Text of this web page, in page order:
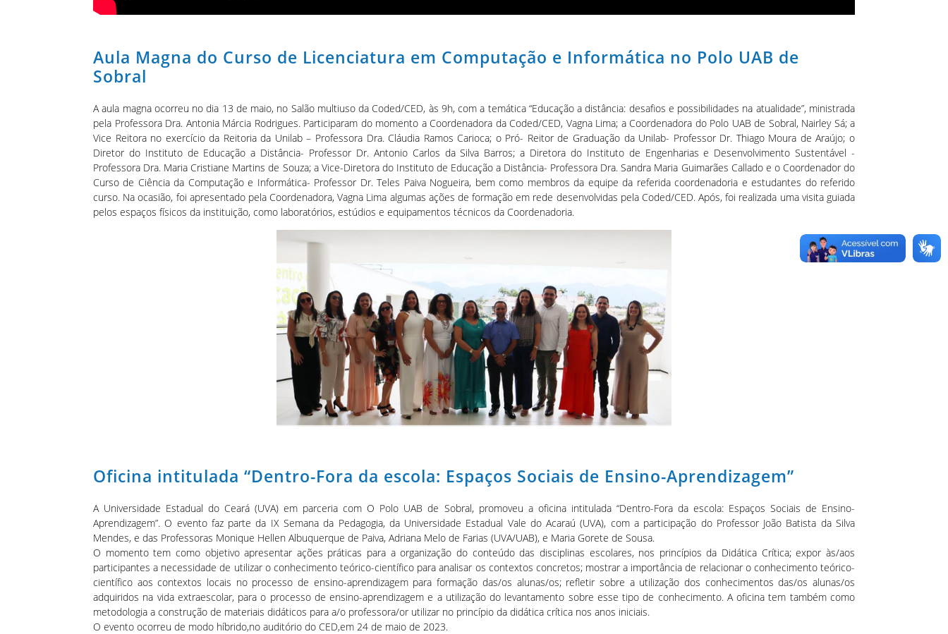
Aula Magna do Curso de Licenciatura em Computação e Informática no Polo UAB de
Sobral
A aula magna ocorreu no dia 13 de maio, no Salão multiuso da Coded/CED, às 9h, com a temática “Educação a distância: desafios e possibilidades na atualidade”, ministrada
pela Professora Dra. Antonia Márcia Rodrigues. Participaram do momento a Coordenadora da Coded/CED, Vagna Lima; a Coordenadora do Polo UAB de Sobral, Nairley Sá; a
Vice Reitora no exercício da Reitoria da Unilab – Professora Dra. Cláudia Ramos Carioca; o Pró- Reitor de Graduação da Unilab- Professor Dr. Thiago Moura de Araújo; o
Diretor do Instituto de Educação a Distância- Professor Dr. Antonio Carlos da Silva Barros; a Diretora do Instituto de Engenharias e Desenvolvimento Sustentável -
Professora Dra. Maria Cristiane Martins de Souza; a Vice-Diretora do Instituto de Educação a Distância- Professora Dra. Sandra Maria Guimarães Callado e o Coordenador do
Curso de Ciência da Computação e Informática- Professor Dr. Teles Paiva Nogueira, bem como membros da equipe da referida coordenadoria e estudantes do referido
curso. Na ocasião, foi apresentado pela Coordenadora, Vagna Lima algumas ações de formação em rede desenvolvidas pela Coded/CED. Após, foi realizada uma visita guiada
pelos espaços físicos da instituição, como laboratórios, estúdios e equipamentos técnicos da Coordenadoria.
Oficina intitulada “Dentro-Fora da escola: Espaços Sociais de Ensino-Aprendizagem”
A Universidade Estadual do Ceará (UVA) em parceria com O Polo UAB de Sobral, promoveu a oficina intitulada “Dentro-Fora da escola: Espaços Sociais de Ensino-
Aprendizagem”. O evento faz parte da IX Semana da Pedagogia, da Universidade Estadual Vale do Acaraú (UVA), com a participação do Professor João Batista da Silva
Mendes, e das Professoras Monique Hellen Albuquerque de Paiva, Adriana Melo de Farias (UVA/UAB), e Maria Gorete de Sousa.
O momento tem como objetivo apresentar ações práticas para a organização do conteúdo das disciplinas escolares, nos princípios da Didática Crítica; expor às/aos
participantes a necessidade de utilizar o conhecimento teórico-científico para analisar os contextos concretos; mostrar a importância de relacionar o conhecimento teórico-
científico aos contextos locais no processo de ensino-aprendizagem para formação das/os alunas/os; refletir sobre a utilização dos conhecimentos das/os alunas/os
adquiridos na vida extraescolar, para o processo de ensino-aprendizagem e a utilização do levantamento sobre esse tipo de conhecimento. A oficina tem também como
metodologia a construção de materiais didáticos para a/o professora/or utilizar no princípio da didática crítica nos anos iniciais.
O evento ocorreu de modo híbrido,no auditório do CED,em 24 de maio de 2023.